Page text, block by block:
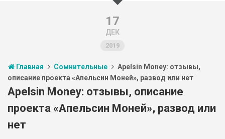
Проверенные способы заработка
Статьи
Партнеры
17
ДЕК
2019
Главная Сомнительные
Apelsin Money: отзывы,
описание проекта «Апельсин Моней», развод или нет
Apelsin Money: отзывы, описание
проекта «Апельсин Моней», развод или
нет